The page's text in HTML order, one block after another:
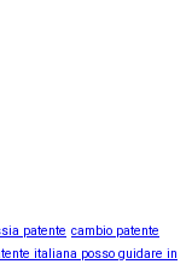
patente cambio patente
italiana posso guidare in